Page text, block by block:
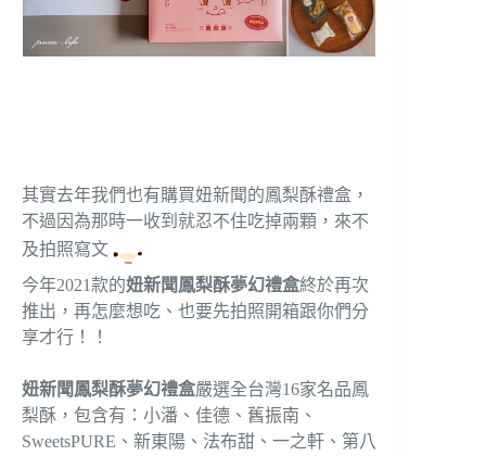
其實去年我們也有購買妞新聞的鳳梨酥禮盒，
不過因為那時一收到就忍不住吃掉兩顆，來不
及拍照寫文
今年2021款的妞新聞鳳梨酥夢幻禮盒終於再次
推出，再怎麼想吃、也要先拍照開箱跟你們分
享才行！！
妞新聞鳳梨酥夢幻禮盒嚴選全台灣16家名品鳳
梨酥，包含有：小潘、佳德、舊振南、
SweetsPURE、新東陽、法布甜、一之軒、第八